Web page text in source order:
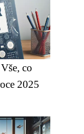
co
2025